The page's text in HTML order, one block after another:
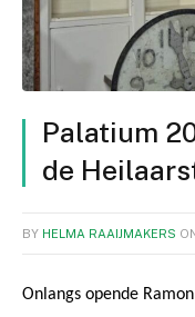
Palatium
de
BY HELMA RAAIJMAKERS
Onlangs opende